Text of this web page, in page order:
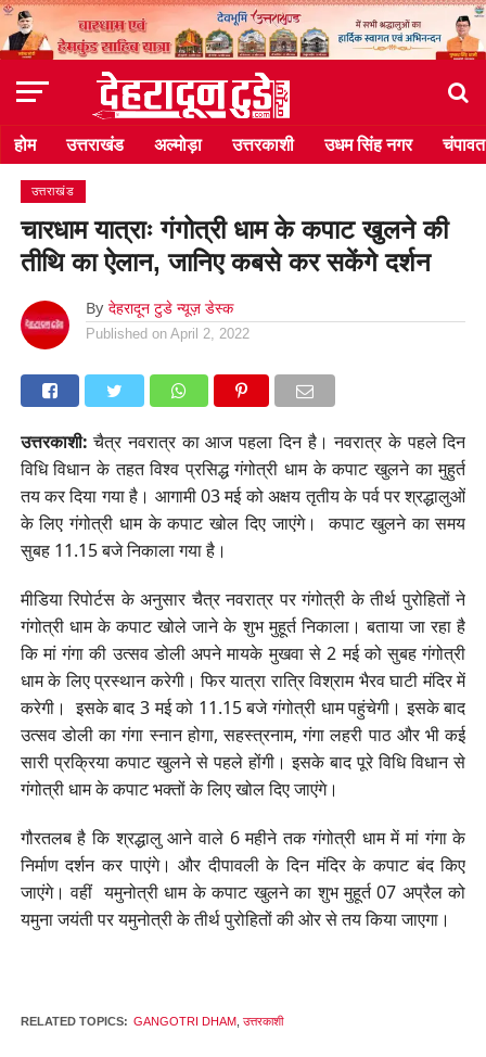
होम उत्तराखंड अल्मोड़ा उत्तरकाशी उधम सिंह नगर चंपावत
उत्तराखंड
चारधाम यात्राः गंगोत्री धाम के कपाट खुलने की
तीथि का ऐलान, जानिए कबसे कर सकेंगे दर्शन
By देहरादून टुडे न्यूज़ डेस्क
Published on April 2, 2022
उत्तरकाशी:चैत्र नवरात्र का आज पहला दिन है। नवरात्र के पहले दिन
विधि विधान के तहत विश्व प्रसिद्ध गंगोत्री धाम के कपाट खुलने का मुहुर्त
तय कर दिया गया है। आगामी 03 मई को अक्षय तृतीय के पर्व पर श्रद्धालुओं
के लिए गंगोत्री धाम के कपाट खोल दिए जाएंगे। कपाट खुलने का समय
सुबह 11.15 बजे निकाला गया है।
मीडिया रिपोर्टस के अनुसार चैत्र नवरात्र पर गंगोत्री के तीर्थ पुरोहितों ने
गंगोत्री धाम के कपाट खोले जाने के शुभ मुहूर्त निकाला। बताया जा रहा है
कि मां गंगा की उत्सव डोली अपने मायके मुखवा से 2 मई को सुबह गंगोत्री
धाम के लिए प्रस्थान करेगी। फिर यात्रा रात्रि विश्राम भैरव घाटी मंदिर में
करेगी। इसके बाद 3 मई को 11.15 बजे गंगोत्री धाम पहुंचेगी। इसके बाद
उत्सव डोली का गंगा स्नान होगा, सहस्त्रनाम, गंगा लहरी पाठ और भी कई
सारी प्रक्रिया कपाट खुलने से पहले होंगी। इसके बाद पूरे विधि विधान से
गंगोत्री धाम के कपाट भक्तों के लिए खोल दिए जाएंगे।
गौरतलब है कि श्रद्धालु आने वाले 6 महीने तक गंगोत्री धाम में मां गंगा के
निर्माण दर्शन कर पाएंगे। और दीपावली के दिन मंदिर के कपाट बंद किए
जाएंगे। वहीं यमुनोत्री धाम के कपाट खुलने का शुभ मुहूर्त 07 अप्रैल को
यमुना जयंती पर यमुनोत्री के तीर्थ पुरोहितों की ओर से तय किया जाएगा।
RELATED TOPICS: GANGOTRI DHAM, उत्तरकाशी